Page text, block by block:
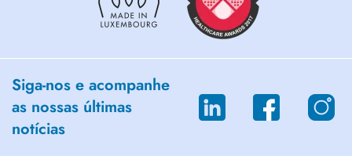
Siga-nos e acompanhe
as nossas últimas
notícias